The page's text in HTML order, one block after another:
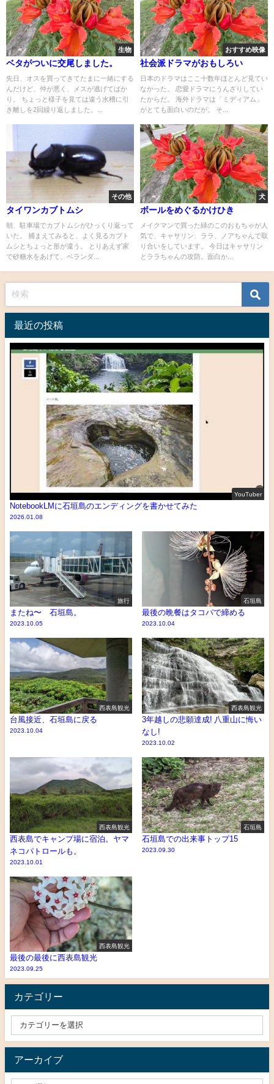
生物
ベタがついに交尾しました。
先日、オスを買ってきてたまに一緒にする
んだけど、仲が悪く、メスが逃げてばか
り。 ちょっと様子を見ては違う水槽に引
き離しを2回繰り返しました。...
おすすめ映像
社会派ドラマがおもしろい
日本のドラマはここ十数年ほとんど見てい
なかった。 恋愛ドラマにうんざりしてい
たからだ。 海外ドラマは「ミディアム」
がとても面白いのだが。 そ...
その他
タイワンカブトムシ
朝、駐車場でカブトムシがひっくり返って
いた。 捕まえてみると、よく見るカブト
ムシとちょっと形が違う。 とりあえず家
で砂糖水をあげて、ベランダ...
犬
ボールをめぐるかけひき
メイクマンで買った緑のこのおもちゃが人
気で、キャサリン、ララ、ノアちゃんで取
り合いをしています。 今日はキャサリン
とララちゃんの攻防。面白か...
最近の投稿
YouTuber
NotebookLMに石垣島のエンディングを書かせてみた
2026.01.08
旅行
またね〜 石垣島。
2023.10.05
石垣島
最後の晩餐はタコパで締める
2023.10.04
西表島観光
台風接近、石垣島に戻る
2023.10.04
西表島観光
3年越しの悲願達成! 八重山に悔い
なし!
2023.10.02
西表島観光
西表島でキャンプ場に宿泊。ヤマ
ネコパトロールも。
2023.10.01
石垣島
石垣島での出来事トップ15
2023.09.30
西表島観光
最後の最後に西表島観光
2023.09.25
カテゴリー
アーカイブ